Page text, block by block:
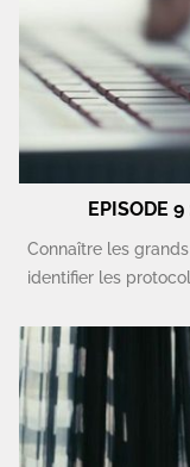
EPISODE
Connaître les
identifier les